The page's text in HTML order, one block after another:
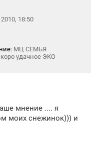
18:50
МЦ СЕМЬЯ
удачное ЭКО
мнение .... я
моих снежинок))) и